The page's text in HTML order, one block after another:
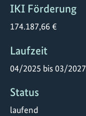
IKI Förderung
174.187,66 €
Laufzeit
04/2025 bis 03/2027
Status
laufend